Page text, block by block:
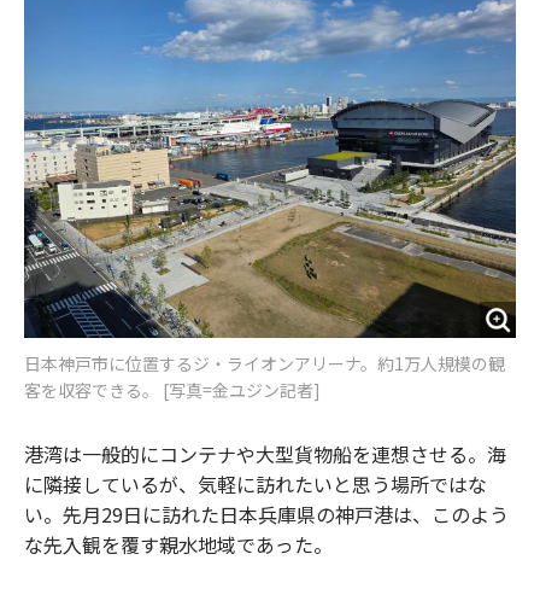
t
日本神戸市に位置するジ・ライオンアリーナ。約1万人規模の観
客を収容できる。 [写真=金ユジン記者]
港湾は一般的にコンテナや大型貨物船を連想させる。海
に隣接しているが、気軽に訪れたいと思う場所ではな
い。先月29日に訪れた日本兵庫県の神戸港は、このよう
な先入観を覆す親水地域であった。